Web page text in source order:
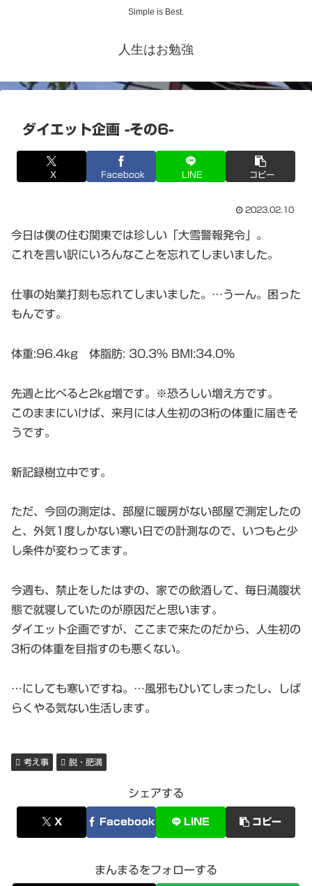
Simple is Best.
人生はお勉強
ダイエット企画 -その6-
X Facebook LINE コピー
2023.02.10
今日は僕の住む関東では珍しい「大雪警報発令」。
これを言い訳にいろんなことを忘れてしまいました。
仕事の始業打刻も忘れてしまいました。…うーん。困った
もんです。
体重:96.4kg 体脂肪: 30.3% BMI:34.0%
先週と比べると2kg増です。※恐ろしい増え方です。
このままにいけば、来月には人生初の3桁の体重に届きそ
うです。
新記録樹立中です。
ただ、今回の測定は、部屋に暖房がない部屋で測定したの
と、外気1度しかない寒い日での計測なので、いつもと少
し条件が変わってます。
今週も、禁止をしたはずの、家での飲酒して、毎日満腹状
態で就寝していたのが原因だと思います。
ダイエット企画ですが、ここまで来たのだから、人生初の
3桁の体重を目指すのも悪くない。
…にしても寒いですね。…風邪もひいてしまったし、しば
らくやる気ない生活します。
考え事 脱・肥満
シェアする
X Facebook LINE コピー
まんまるをフォローする